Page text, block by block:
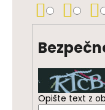
Opište text z